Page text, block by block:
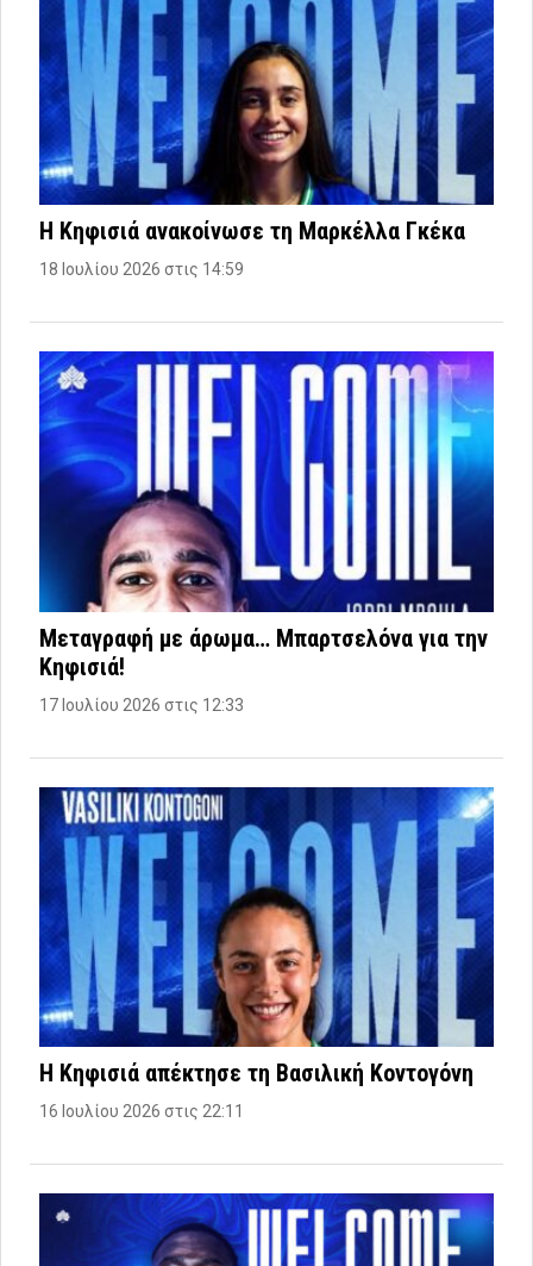
Η Κηφισιά ανακοίνωσε τη Μαρκέλλα Γκέκα
18 Ιουλίου 2026 στις 14:59
Μεταγραφή με άρωμα… Μπαρτσελόνα για την
Κηφισιά!
17 Ιουλίου 2026 στις 12:33
Η Κηφισιά απέκτησε τη Βασιλική Κοντογόνη
16 Ιουλίου 2026 στις 22:11